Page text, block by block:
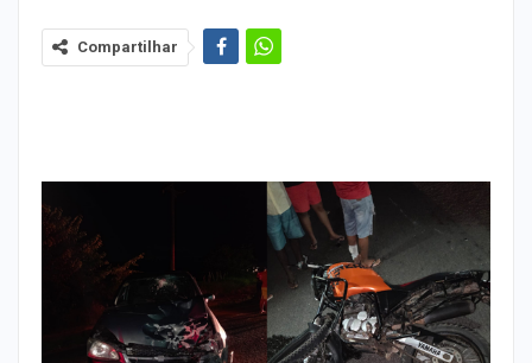
Compartilhar